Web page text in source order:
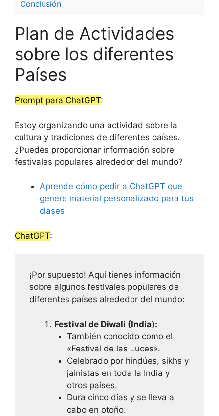
Conclusión
Plan de Actividades
sobre los diferentes
Países
Prompt para ChatGPT:
Estoy organizando una actividad sobre la
cultura y tradiciones de diferentes países.
¿Puedes proporcionar información sobre
festivales populares alrededor del mundo?
Aprende cómo pedir a ChatGPT que
genere material personalizado para tus
clases
ChatGPT:
¡Por supuesto! Aquí tienes información
sobre algunos festivales populares de
diferentes países alrededor del mundo:
Festival de Diwali (India):
También conocido como el
«Festival de las Luces».
Celebrado por hindúes, sikhs y
jainistas en toda la India y
otros países.
Dura cinco días y se lleva a
cabo en otoño.